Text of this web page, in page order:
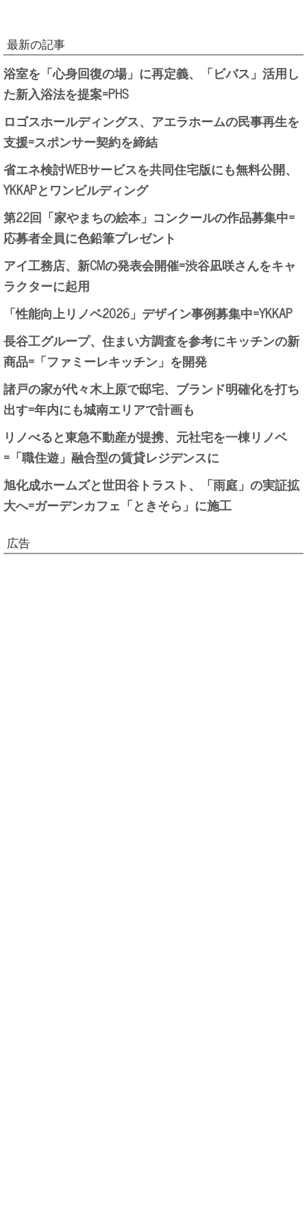
最新の記事
浴室を「心身回復の場」に再定義、「ビバス」活用し
た新入浴法を提案=PHS
ロゴスホールディングス、アエラホームの民事再生を
支援=スポンサー契約を締結
省エネ検討WEBサービスを共同住宅版にも無料公開、
YKKAPとワンビルディング
第22回「家やまちの絵本」コンクールの作品募集中=
応募者全員に色鉛筆プレゼント
アイ工務店、新CMの発表会開催=渋谷凪咲さんをキャ
ラクターに起用
「性能向上リノベ2026」デザイン事例募集中=YKKAP
長谷工グループ、住まい方調査を参考にキッチンの新
商品=「ファミーレキッチン」を開発
諸戸の家が代々木上原で邸宅、ブランド明確化を打ち
出す=年内にも城南エリアで計画も
リノべると東急不動産が提携、元社宅を一棟リノベ
=「職住遊」融合型の賃貸レジデンスに
旭化成ホームズと世田谷トラスト、「雨庭」の実証拡
大へ=ガーデンカフェ「ときそら」に施工
広告